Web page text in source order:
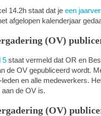
14.2h staat dat je een
afgelopen kalenderjaar
(OV)
5 staat vermeld dat OR en
de OV gepubliceerd wordt.
en alle medewerkers.
de OV is.
(OV)